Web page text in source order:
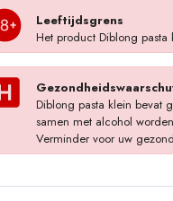
Leeftijdsgrens
Het product Diblong
Diblong pasta klein bevat
samen met alcohol
Verminder voor uw